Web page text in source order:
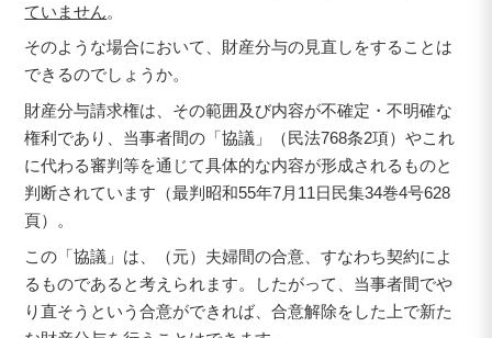
ていません。
そのような場合において、財産分与の見直しをすることは
できるのでしょうか。
財産分与請求権は、その範囲及び内容が不確定・不明確な
権利であり、当事者間の「協議」（民法768条2項）やこれ
に代わる審判等を通じて具体的な内容が形成されるものと
判断されています（最判昭和55年7月11日民集34巻4号628
頁）。
この「協議」は、（元）夫婦間の合意、すなわち契約によ
るものであると考えられます。したがって、当事者間でや
り直そうという合意ができれば、合意解除をした上で新た